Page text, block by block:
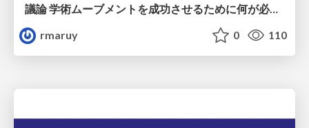
議論 学術ムーブメントを成功させるために何が必要なのだろうか
rmaruy
0 110